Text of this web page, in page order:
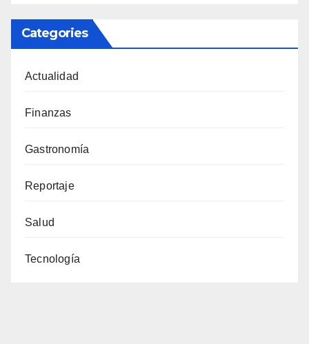
Categories
Actualidad
Finanzas
Gastronomía
Reportaje
Salud
Tecnología